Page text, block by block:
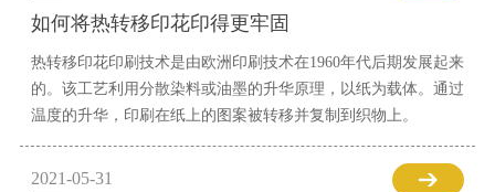
如何将热转移印花印得更牢固
热转移印花印刷技术是由欧洲印刷技术在1960年代后期发展起来
的。该工艺利用分散染料或油墨的升华原理，以纸为载体。通过
温度的升华，印刷在纸上的图案被转移并复制到织物上。
2021-05-31